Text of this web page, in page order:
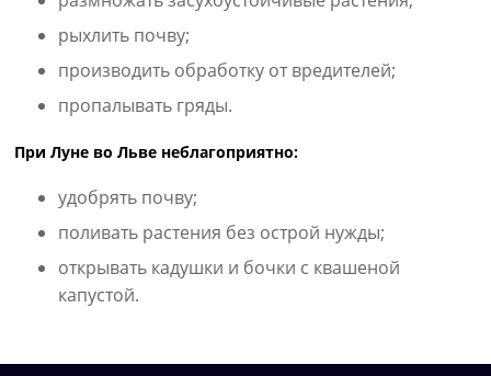
рыхлить почву;
производить обработку от вредителей;
пропалывать гряды.
При Луне во Льве неблагоприятно:
удобрять почву;
поливать растения без острой нужды;
открывать кадушки и бочки с квашеной
капустой.